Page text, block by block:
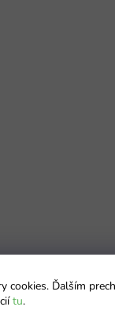
cookies. Ďalším
tu.